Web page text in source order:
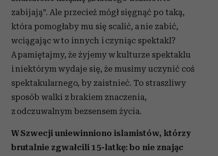
zabijają”. Ale przecież mógł sięgnąć po taką,
która pomogłaby mu się scalić, a nie zabić,
wciągając w to innych i czyniąc spektakl?
A pamiętajmy, że żyjemy w kulturze spektaklu
i niektórym wydaje się, że musimy uczynić coś
spektakularnego, by zaistnieć. To straszliwy
sposób walki z brakiem znaczenia,
z odczuwalnym bezsensem życia.
W Szwecji uniewinniono islamistów, którzy
brutalnie zgwałcili 15-latkę: bo nie znając